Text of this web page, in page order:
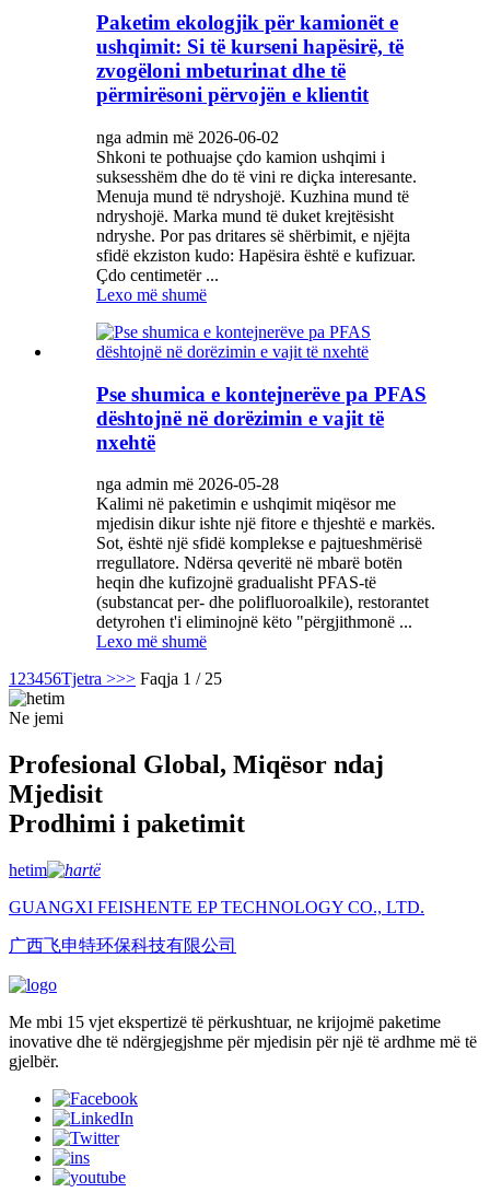
Paketim ekologjik për kamionët e
ushqimit: Si të kurseni hapësirë, të
zvogëloni mbeturinat dhe të
përmirësoni përvojën e klientit
nga admin më 2026-06-02
Shkoni te pothuajse çdo kamion ushqimi i
suksesshëm dhe do të vini re diçka interesante.
Menuja mund të ndryshojë. Kuzhina mund të
ndryshojë. Marka mund të duket krejtësisht
ndryshe. Por pas dritares së shërbimit, e njëjta
sfidë ekziston kudo: Hapësira është e kufizuar.
Çdo centimetër ...
Lexo më shumë
Pse shumica e kontejnerëve pa PFAS
dështojnë në dorëzimin e vajit të
nxehtë
nga admin më 2026-05-28
Kalimi në paketimin e ushqimit miqësor me
mjedisin dikur ishte një fitore e thjeshtë e markës.
Sot, është një sfidë komplekse e pajtueshmërisë
rregullatore. Ndërsa qeveritë në mbarë botën
heqin dhe kufizojnë gradualisht PFAS-të
(substancat per- dhe polifluoroalkile), restorantet
detyrohen t'i eliminojnë këto "përgjithmonë ...
Lexo më shumë
1 23456Tjetra >>> Faqja 1 / 25
Ne jemi
Profesional Global, Miqësor ndaj
Mjedisit
Prodhimi i paketimit
hetim
GUANGXI FEISHENTE EP TECHNOLOGY CO., LTD.
广西飞申特环保科技有限公司
Me mbi 15 vjet ekspertizë të përkushtuar, ne krijojmë paketime
inovative dhe të ndërgjegjshme për mjedisin për një të ardhme më të
gjelbër.